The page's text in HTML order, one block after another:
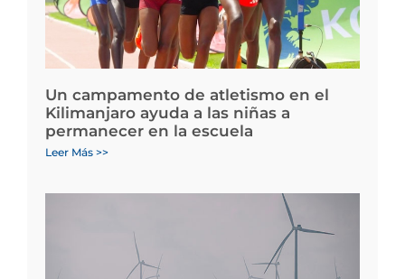
Un campamento de atletismo en el
Kilimanjaro ayuda a las niñas a
permanecer en la escuela
Leer Más >>